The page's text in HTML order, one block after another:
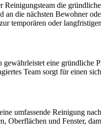
Reinigungsteam die
an die nächsten Bewohner
temporären oder
gewährleistet eine
Team sorgt für einen
umfassende Reinigung
Oberflächen und Fenster,